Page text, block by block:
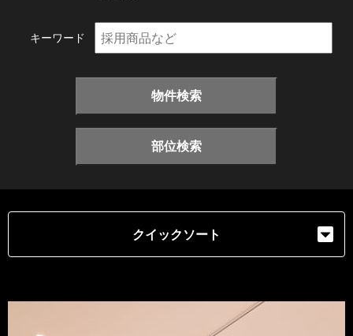
キーワード
物件検索
部位検索
クイックソート